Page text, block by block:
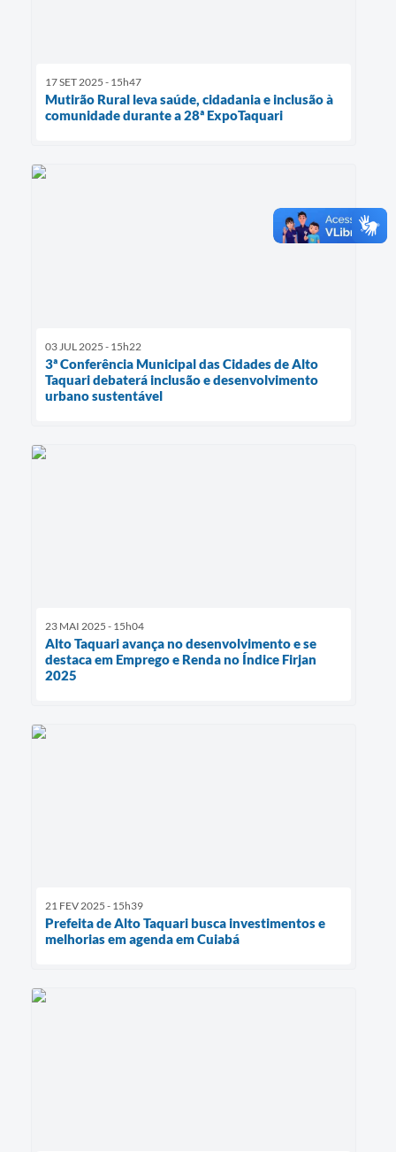
17 SET 2025 - 15h47
Mutirão Rural leva saúde, cidadania e inclusão à
comunidade durante a 28ª ExpoTaquari
03 JUL 2025 - 15h22
3ª Conferência Municipal das Cidades de Alto
Taquari debaterá inclusão e desenvolvimento
urbano sustentável
23 MAI 2025 - 15h04
Alto Taquari avança no desenvolvimento e se
destaca em Emprego e Renda no Índice Firjan
2025
21 FEV 2025 - 15h39
Prefeita de Alto Taquari busca investimentos e
melhorias em agenda em Cuiabá